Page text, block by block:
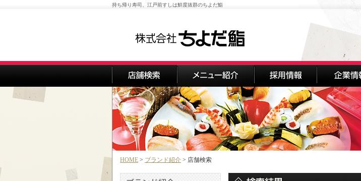
持ち帰り寿司、江戸前すしは鮮度抜群のちよだ鮨
HOME > ブランド紹介 > 店舗検索